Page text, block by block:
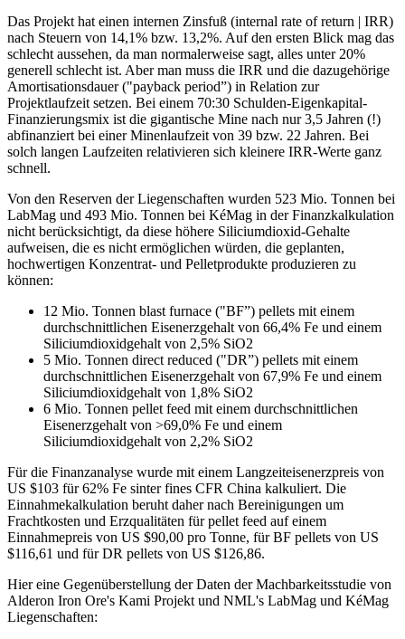
Das Projekt hat einen internen Zinsfuß (internal rate of return | IRR)
nach Steuern von 14,1% bzw. 13,2%. Auf den ersten Blick mag das
schlecht aussehen, da man normalerweise sagt, alles unter 20%
generell schlecht ist. Aber man muss die IRR und die dazugehörige
Amortisationsdauer ("payback period”) in Relation zur
Projektlaufzeit setzen. Bei einem 70:30 Schulden-Eigenkapital-
Finanzierungsmix ist die gigantische Mine nach nur 3,5 Jahren (!)
abfinanziert bei einer Minenlaufzeit von 39 bzw. 22 Jahren. Bei
solch langen Laufzeiten relativieren sich kleinere IRR-Werte ganz
schnell.
Von den Reserven der Liegenschaften wurden 523 Mio. Tonnen bei
LabMag und 493 Mio. Tonnen bei KéMag in der Finanzkalkulation
nicht berücksichtigt, da diese höhere Siliciumdioxid-Gehalte
aufweisen, die es nicht ermöglichen würden, die geplanten,
hochwertigen Konzentrat- und Pelletprodukte produzieren zu
können:
12 Mio. Tonnen blast furnace ("BF”) pellets mit einem
durchschnittlichen Eisenerzgehalt von 66,4% Fe und einem
Siliciumdioxidgehalt von 2,5% SiO2
5 Mio. Tonnen direct reduced ("DR”) pellets mit einem
durchschnittlichen Eisenerzgehalt von 67,9% Fe und einem
Siliciumdioxidgehalt von 1,8% SiO2
6 Mio. Tonnen pellet feed mit einem durchschnittlichen
Eisenerzgehalt von >69,0% Fe und einem
Siliciumdioxidgehalt von 2,2% SiO2
Für die Finanzanalyse wurde mit einem Langzeiteisenerzpreis von
US $103 für 62% Fe sinter fines CFR China kalkuliert. Die
Einnahmekalkulation beruht daher nach Bereinigungen um
Frachtkosten und Erzqualitäten für pellet feed auf einem
Einnahmepreis von US $90,00 pro Tonne, für BF pellets von US
$116,61 und für DR pellets von US $126,86.
Hier eine Gegenüberstellung der Daten der Machbarkeitsstudie von
Alderon Iron Ore's Kami Projekt und NML's LabMag und KéMag
Liegenschaften: